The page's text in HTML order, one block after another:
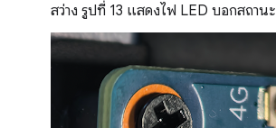
สว่าง รูปที่ 13 แสดงไฟ LED บอกสถานะ